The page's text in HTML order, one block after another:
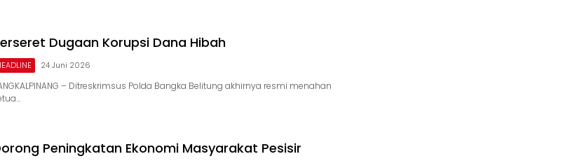
Dugaan Korupsi Dana Hibah
24 Juni 2026
– Ditreskrimsus Polda Bangka Belitung akhirnya resmi menahan
Peningkatan Ekonomi Masyarakat Pesisir